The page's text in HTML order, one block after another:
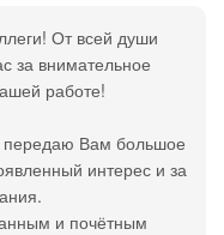
От всей души
за внимательное
работе!
передаю Вам большое
интерес и за
и почётным